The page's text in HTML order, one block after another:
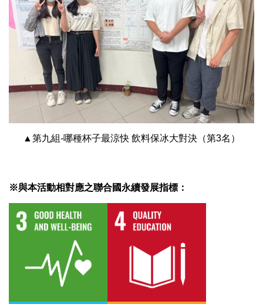
▲第九組-哪種杯子最涼快 飲料保冰大對決（第3名）
※與本活動相對應之聯合國永續發展指標：